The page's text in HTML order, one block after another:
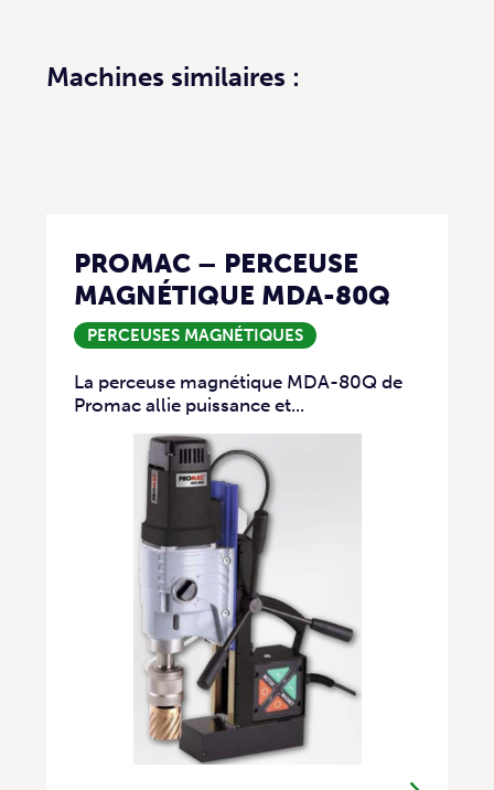
Machines similaires :
PROMAC – PERCEUSE
MAGNÉTIQUE MDA-80Q
PERCEUSES MAGNÉTIQUES
La perceuse magnétique MDA-80Q de
Promac allie puissance et...